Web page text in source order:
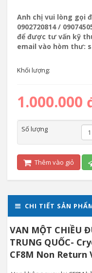
Anh chị vui lòng gọi
0902720814 /
để được tư vấn kỹ
email vào hòm thư:
Khối lượng:
1.000.000
Số lượng
Thêm vào giỏ
CHI TIẾT SẢN
VAN MỘT CHIỀU
TRUNG QUỐC-
CF8M Non Return